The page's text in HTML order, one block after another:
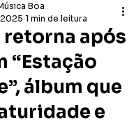
após
“Estação
álbum que
e
Boa
1 min de leitura